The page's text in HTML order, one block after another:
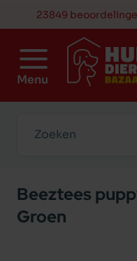
23849
Menu
Beeztees
Groen